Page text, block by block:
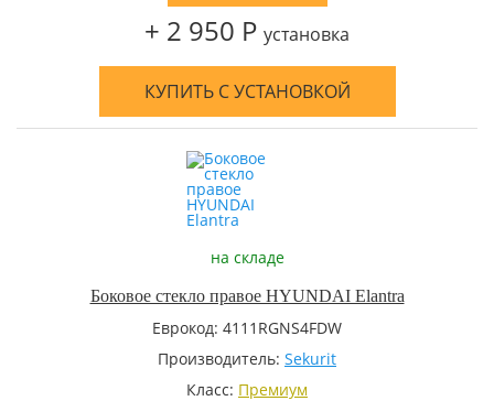
+ 2 950 Р установка
КУПИТЬ С УСТАНОВКОЙ
на складе
Боковое стекло правое HYUNDAI Elantra
Еврокод: 4111RGNS4FDW
Производитель: Sekurit
Класс: Премиум